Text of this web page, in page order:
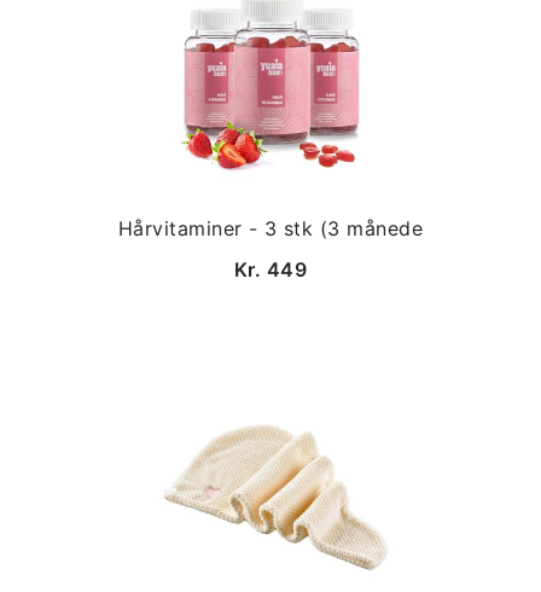
Hårvitaminer - 3 stk (3 månede
Kr. 449